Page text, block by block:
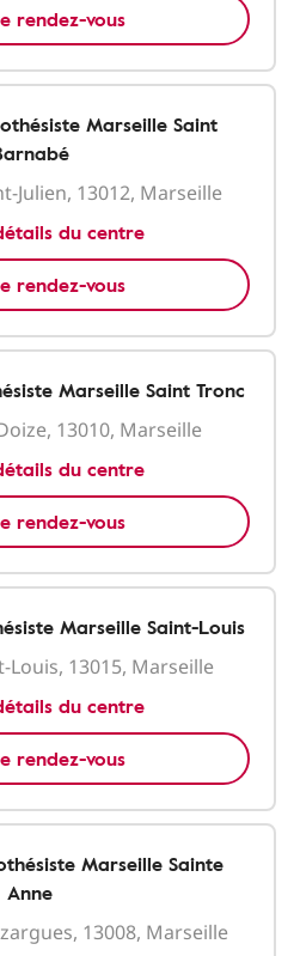
rendez-vous
Marseille Saint
Julien, 13012, Marseille
du centre
rendez-vous
Marseille Saint Tronc
13010, Marseille
du centre
rendez-vous
Marseille Saint-Louis
Louis, 13015, Marseille
du centre
rendez-vous
Marseille Sainte
Anne
13008, Marseille